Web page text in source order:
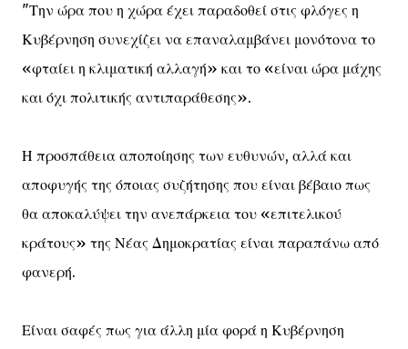
"Την ώρα που η χώρα έχει παραδοθεί στις φλόγες η
Κυβέρνηση συνεχίζει να επαναλαμβάνει μονότονα το
«φταίει η κλιματική αλλαγή» και το «είναι ώρα μάχης
και όχι πολιτικής αντιπαράθεσης».
Η προσπάθεια αποποίησης των ευθυνών, αλλά και
αποφυγής της όποιας συζήτησης που είναι βέβαιο πως
θα αποκαλύψει την ανεπάρκεια του «επιτελικού
κράτους» της Νέας Δημοκρατίας είναι παραπάνω από
φανερή.
Είναι σαφές πως για άλλη μία φορά η Κυβέρνηση